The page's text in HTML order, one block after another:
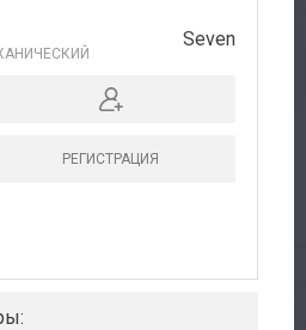
Seven
РЕГИСТРАЦИЯ